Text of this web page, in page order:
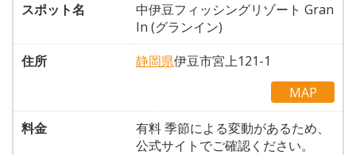
スポット名
中伊豆フィッシングリゾート Gran
In (グランイン)
住所
静岡県伊豆市宮上121-1
MAP
料金
有料 季節による変動があるため、
公式サイトでご確認ください。